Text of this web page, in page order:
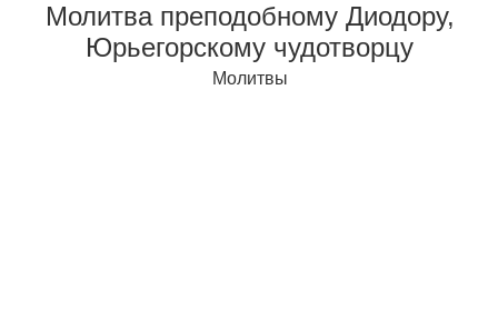
Молитва преподобному Диодору,
Юрьегорскому чудотворцу
Молитвы